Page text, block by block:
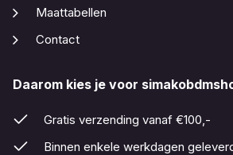
Maattabellen
Contact
Daarom kies je voor
Gratis verzending vanaf €100,-
Binnen enkele werkdagen